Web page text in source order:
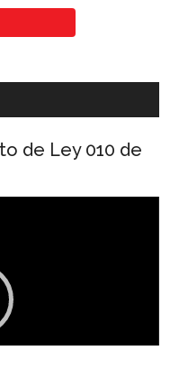
de Ley 010 de